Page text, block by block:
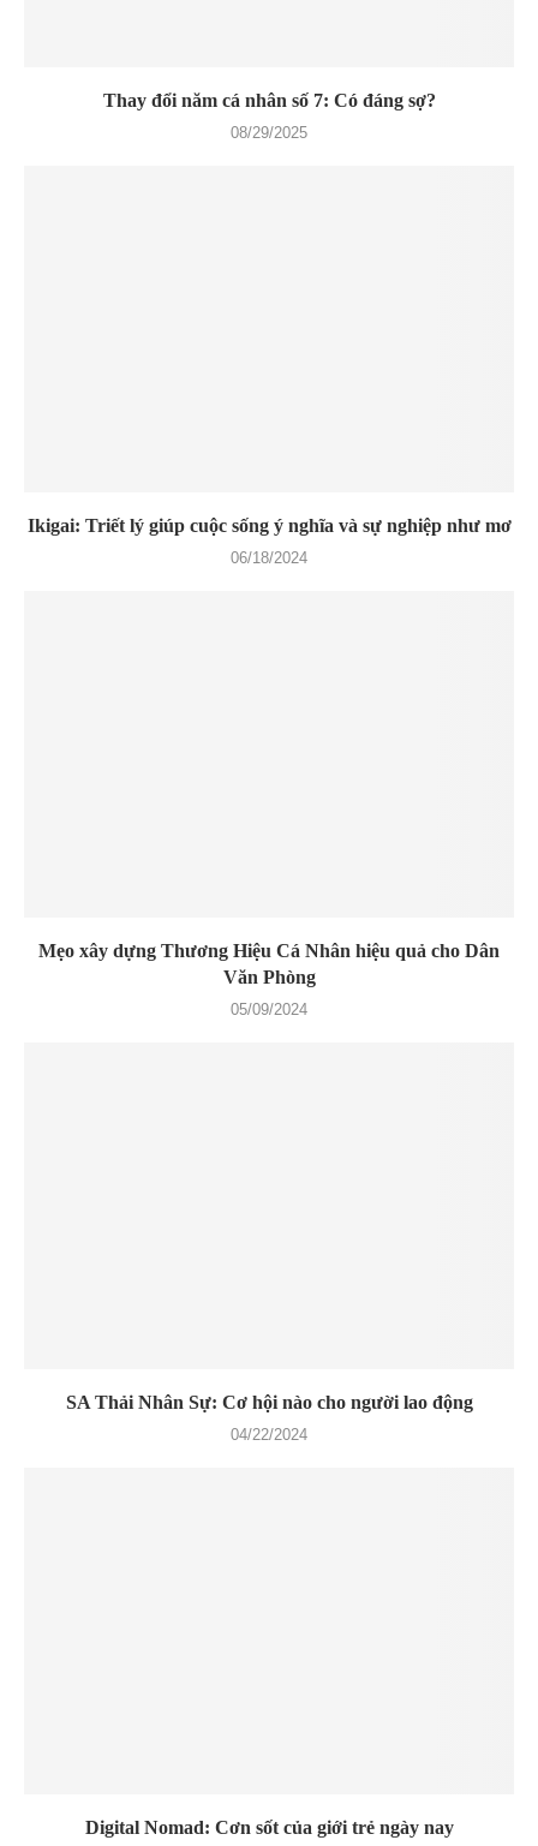
Thay đổi năm cá nhân số 7: Có đáng sợ?
08/29/2025
Ikigai: Triết lý giúp cuộc sống ý nghĩa và sự nghiệp như mơ
06/18/2024
Mẹo xây dựng Thương Hiệu Cá Nhân hiệu quả cho Dân
Văn Phòng
05/09/2024
SA Thải Nhân Sự: Cơ hội nào cho người lao động
04/22/2024
Digital Nomad: Cơn sốt của giới trẻ ngày nay